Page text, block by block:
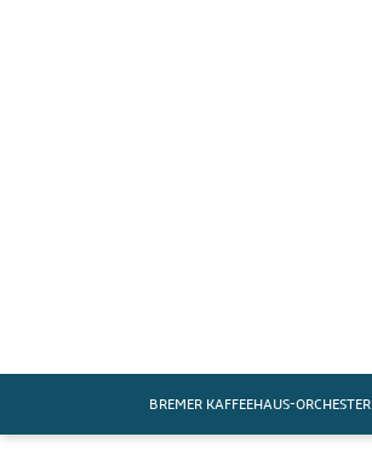
BREMER KAFFEEHAUS-ORCHESTER